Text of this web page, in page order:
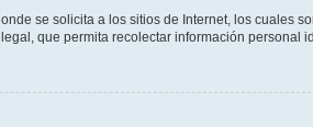
se solicita a los sitios de Internet, los cuales
que permita recolectar información personal